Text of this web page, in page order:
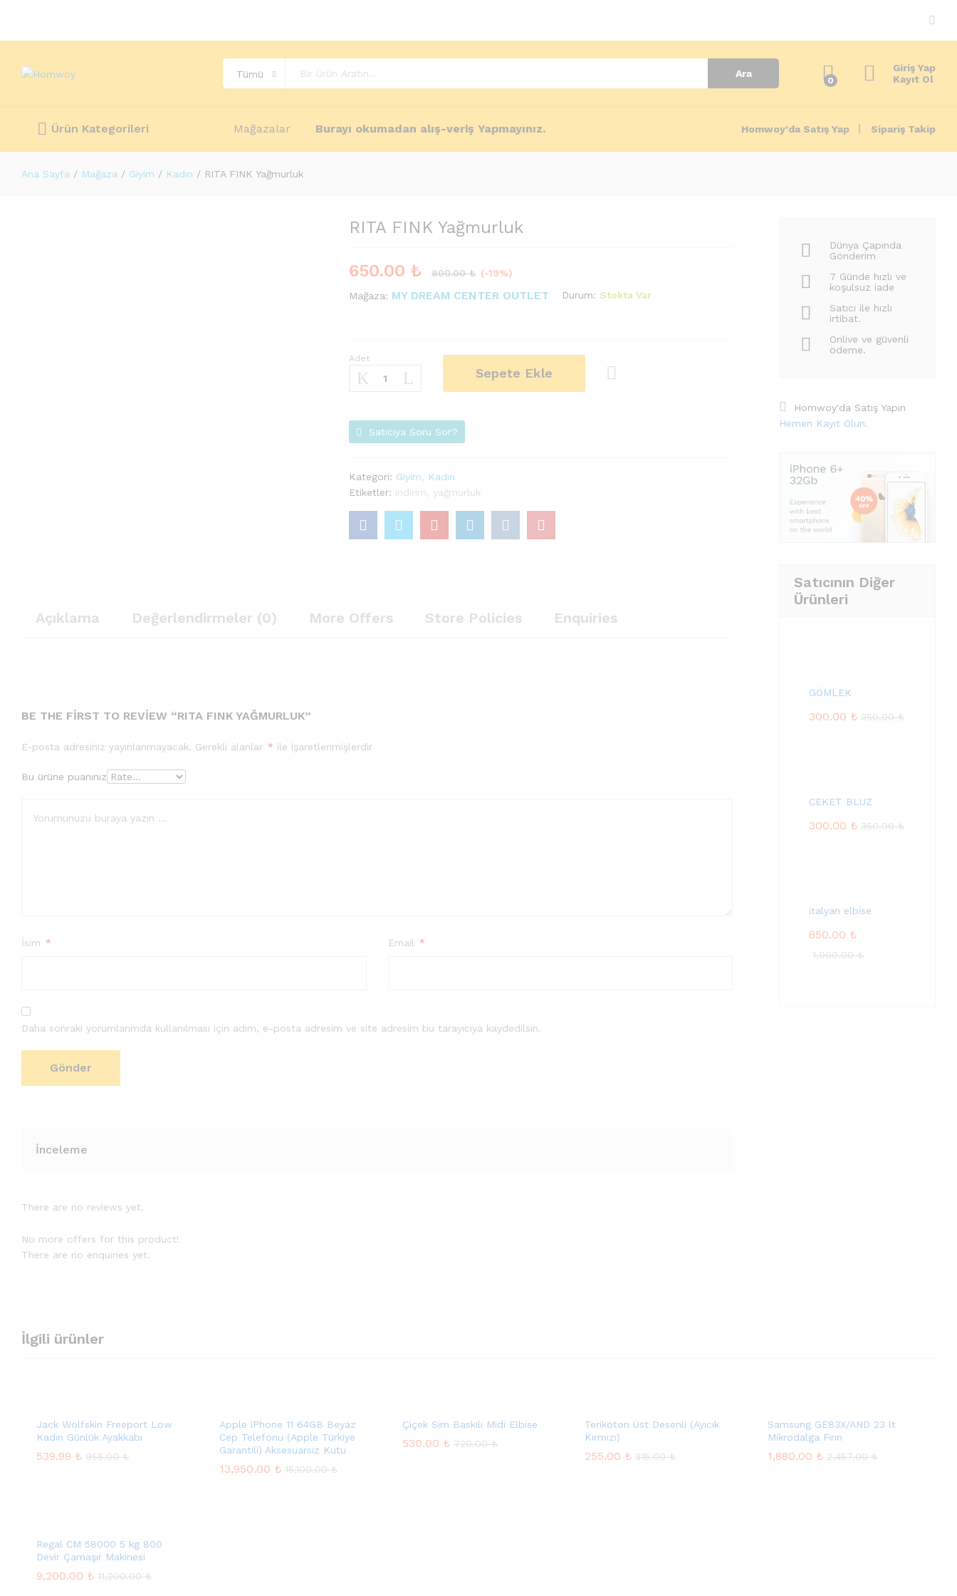
Tümü Ara
0
Giriş Yap
Kayıt Ol
Ürün Kategorileri Mağazalar Burayı okumadan alış-veriş Yapmayınız. Homwoy'da Satış Yap Sipariş Takip
Ana Sayfa / Mağaza / Giyim / Kadın / RITA FINK Yağmurluk
RITA FINK Yağmurluk
650.00 ₺ 800.00₺ (-19%)
Mağaza: MY DREAM CENTER OUTLET Durum: Stokta Var
RITA
FINK
Adet
Sepete Ekle
Satıcıya Soru Sor?
Kategori: Giyim
Kadın
Etiketler: indirim yağmurluk
Açıklama Değerlendirmeler (0) More Offers Store Policies Enquiries
BE THE FIRST TO REVIEW “RITA FINK YAĞMURLUK”
E-posta adresiniz yayınlanmayacak. Gerekli alanlar * ile işaretlenmişlerdir
Bu ürüne puanınız
İsim * Email *
Daha sonraki yorumlarımda kullanılması için adım, e-posta adresim ve site adresim bu tarayıcıya kaydedilsin.
İnceleme
There are no reviews yet.
No more offers for this product!
There are no enquiries yet.
Dünya Çapında
Gönderim
7 Günde hızlı ve
koşulsuz iade
Satıcı ile hızlı
irtibat.
Onlive ve güvenli
ödeme.
Homwoy'da Satış Yapın
Hemen Kayıt Olun.
Satıcının Diğer
Ürünleri
GÖMLEK
300.00 ₺ 350.00₺
CEKET BLUZ
300.00 ₺ 350.00₺
italyan elbise
850.00 ₺
1,000.00₺
İlgili ürünler
Jack Wolfskin Freeport Low
Kadın Günlük Ayakkabı
539.99 ₺ 955.00₺
Apple iPhone 11 64GB Beyaz
Cep Telefonu (Apple Türkiye
Garantili) Aksesuarsız Kutu
13,950.00 ₺ 15,100.00₺
Çiçek Sim Baskılı Midi Elbise
530.00 ₺ 720.00₺
Terikoton Üst Desenli (Ayıcık
Kırmızı)
255.00 ₺ 315.00₺
Samsung GE83X/AND 23 lt
Mikrodalga Fırın
1,880.00 ₺ 2,457.00₺
Regal CM 58000 5 kg 800
Devir Çamaşır Makinesi
9,200.00 ₺ 11,200.00₺